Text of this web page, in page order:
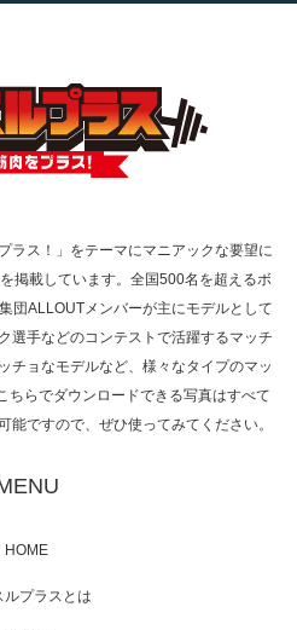
ラジオ番組「ONE MORNING」
）
バース」舞台挨拶へマッスルプラ
ラス！」をテーマにマニアックな要望に
掲載しています。全国500名を超えるボ
団ALLOUTメンバーが主にモデルとして
選手などのコンテストで活躍するマッチ
チョなモデルなど、様々なタイプのマッ
ちらでダウンロードできる写真はすべて
能ですので、ぜひ使ってみてください。
HOME
ルプラスとは